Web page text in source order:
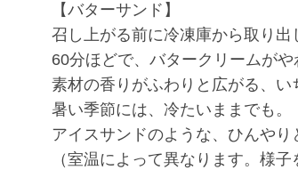
【バターサンド】
召し上がる前に冷凍庫から取り出
60分ほどで、バタークリームがや
素材の香りがふわりと広がる、い
暑い季節には、冷たいままでも。
アイスサンドのような、ひんやり
（室温によって異なります。様